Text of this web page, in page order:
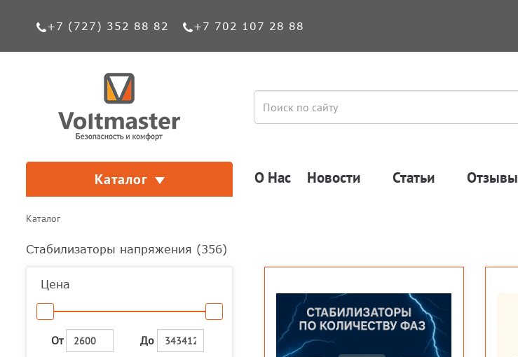
+7 (727) 352 88 82 +7 702 107 28 88
Каталог О Нас Новости Статьи Отзывы
Каталог
Стабилизаторы напряжения (356)
Цена
От До